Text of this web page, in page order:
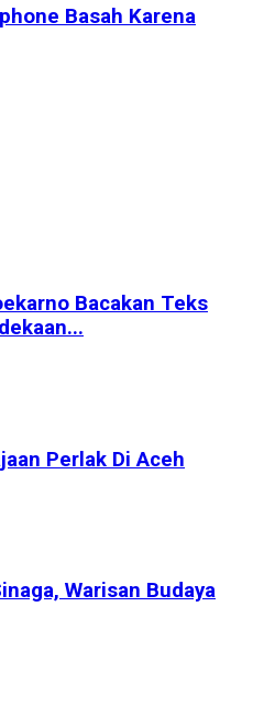
Basah Karena
Bacakan Teks
Perlak Di Aceh
Warisan Budaya